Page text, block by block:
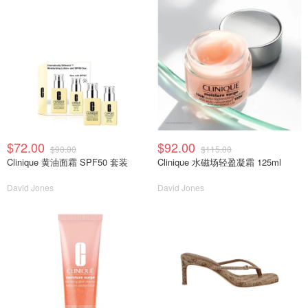
$72.00 $90.00
Clinique 黄油面霜 SPF50 套装
David Jones
$92.00 $115.00
Clinique 水磁场轻盈凝霜 125ml
David Jones